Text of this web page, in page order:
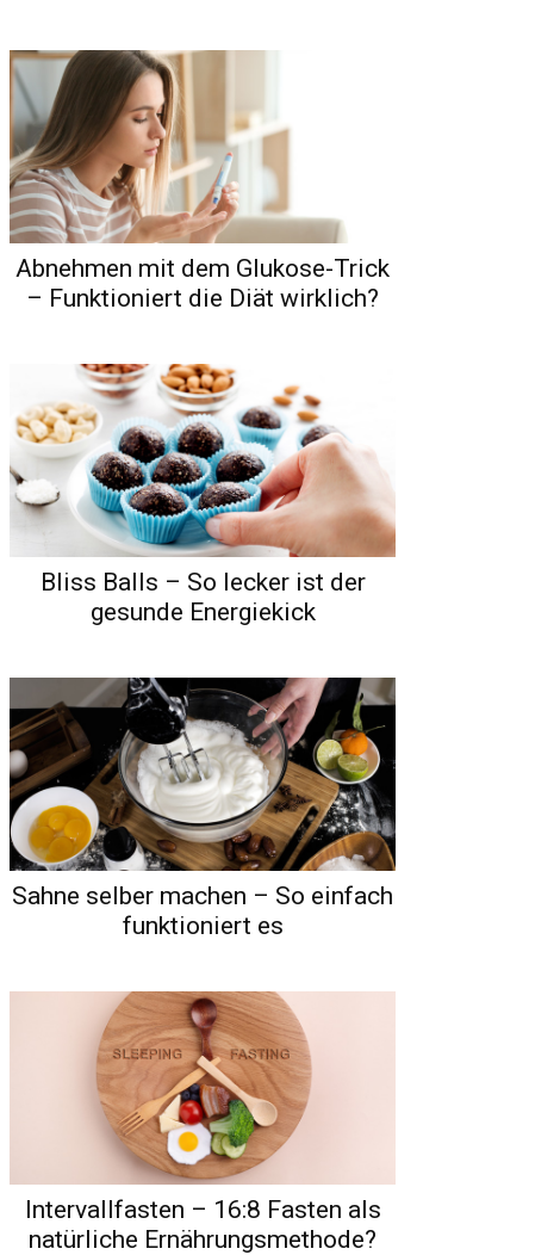
Abnehmen mit dem Glukose-Trick
– Funktioniert die Diät wirklich?
Bliss Balls – So lecker ist der
gesunde Energiekick
Sahne selber machen – So einfach
funktioniert es
Intervallfasten – 16:8 Fasten als
natürliche Ernährungsmethode?